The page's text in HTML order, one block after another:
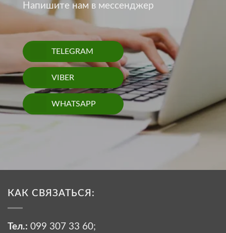
Напишите нам в мессенджер
TELEGRAM
VIBER
WHATSAPP
КАК СВЯЗАТЬСЯ:
Тел.: 099 307 33 60;